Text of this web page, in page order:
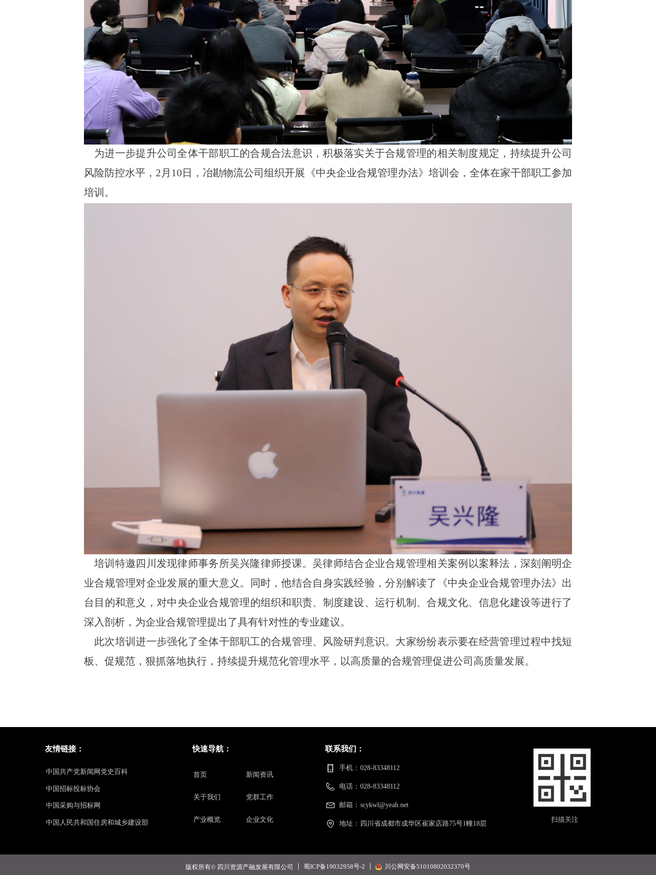
为进一步提升公司全体干部职工的合规合法意识，积极落实关于合规管理的相关制度规定 ， 持续提升公司
风险防控水平 ， 2月 10 日， 冶勘物流公司组织开展 《中央企业合规管理办法》 培训会， 全体在家干部职工参加
培训。
培训特邀四川发现律师事务所吴兴隆律师授课。 吴律师结合企业合规管理相关案例以案释法， 深刻 阐明企
业合规管理对企业发展的重大意义。同时，他结合自身实践经验 ，分别 解读了《中央企业合规管理办法》出
台 目的和意义 ，对中央企业合规管理的组织和职责、制度建设、运行机制、合规文化、信息化建设等进行了
深入剖析 ， 为企业合规管理提出了具有针对性的专业建议。
此次培训进一步强化了全体干部职工的合规管理、 风险研判意识。大家纷纷表示要在经营管理过程中找短
板、 促规范 ， 狠抓落地执行，持续提升规范化管理水平 ， 以高质量的合规管理促进公司高质量发展。
友情链接：
中国共产党新闻网党史百科
中国招标投标协会
中国采购与招标网
中国人民共和国住房和城乡建设部
快速导航：
首页
关于我们
产业概览
新闻资讯
党群工作
企业文化
联系我们：
手机： 028-83348112
电话： 028-83348112
邮箱： scykwl@yeah.net
地址： 四川省成都市成华区崔家店路75号1幢18层
扫描关注
版权所有© 四川资源产融发展有限公司 蜀ICP备19032958号-2 川公网安备51010802032370号